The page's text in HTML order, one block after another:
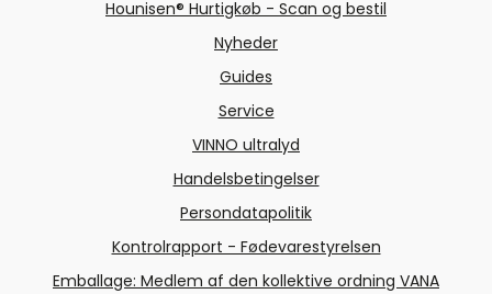
Hounisen® Hurtigkøb - Scan og bestil
Nyheder
Guides
Service
VINNO ultralyd
Handelsbetingelser
Persondatapolitik
Kontrolrapport - Fødevarestyrelsen
Emballage: Medlem af den kollektive ordning VANA